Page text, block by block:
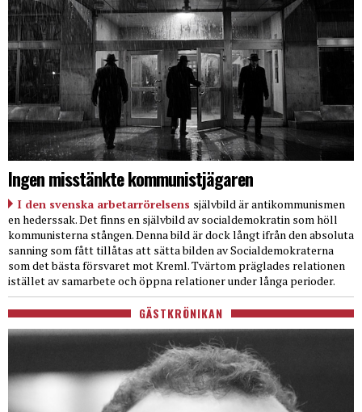
Ingen misstänkte kommunistjägaren
I den svenska arbetarrörelsens självbild är antikommunismen
en hederssak. Det finns en självbild av socialdemokratin som höll
kommunisterna stången. Denna bild är dock långt ifrån den absoluta
sanning som fått tillåtas att sätta bilden av Socialdemokraterna
som det bästa försvaret mot Kreml. Tvärtom präglades relationen
istället av samarbete och öppna relationer under långa perioder.
GÄSTKRÖNIKAN